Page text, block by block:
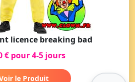
licence breaking bad
€ pour 4-5 jours
le Produit